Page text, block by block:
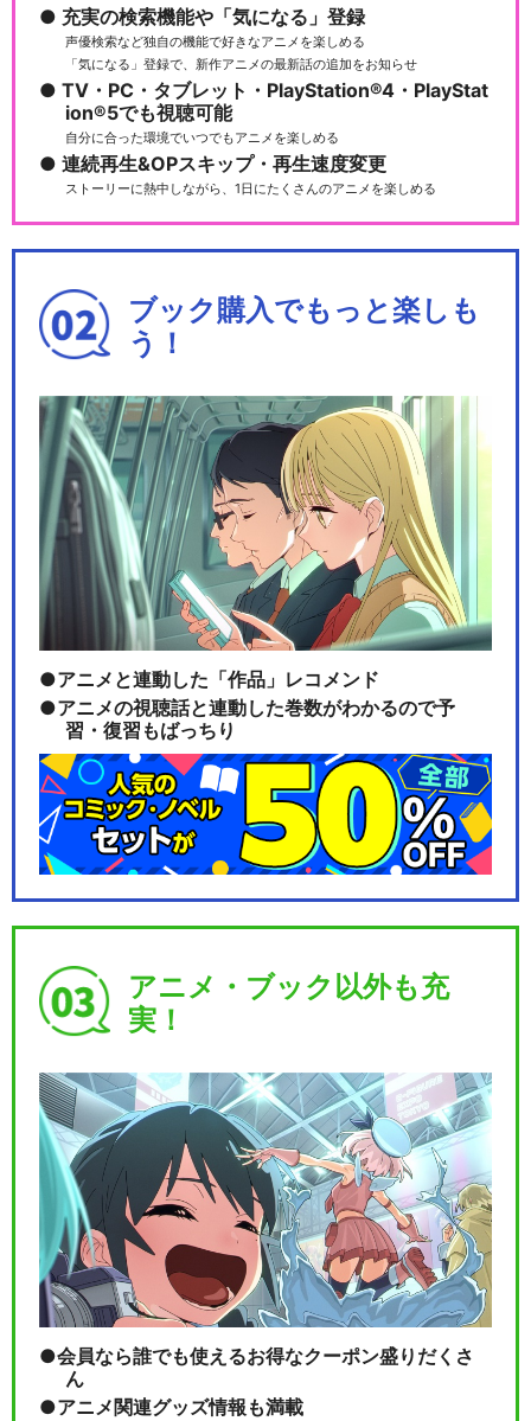
充実の検索機能や「気になる」登録
声優検索など独自の機能で好きなアニメを楽しめる
「気になる」登録で、新作アニメの最新話の追加をお知らせ
TV・PC・タブレット・PlayStation®4・PlayStat
ion®5でも視聴可能
自分に合った環境でいつでもアニメを楽しめる
連続再生&OPスキップ・再生速度変更
ストーリーに熱中しながら、1日にたくさんのアニメを楽しめる
ブック購入でもっと楽しも
う！
アニメと連動した「作品」レコメンド
アニメの視聴話と連動した巻数がわかるので予
習・復習もばっちり
アニメ・ブック以外も充
実！
会員なら誰でも使えるお得なクーポン盛りだくさ
ん
アニメ関連グッズ情報も満載